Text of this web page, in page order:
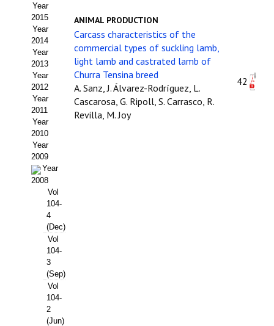
Directrices para autores/as
Políticas Editoriales
Propuesta Volumen Especial
Sello Calidad FECYT
Premio Prensa Agraria
Buscador de Artículos
JORNADAS AIDA
Presentación Jornadas
Comunicaciones
Jornadas PAM 2026
Premio Jóvenes Investigadores
Buscador de Comunicaciones
Buscador de Comunicaciones
Year
2015
Year
2014
Year
2013
Year
2012
Year
2011
Year
2010
Year
2009
Year
2008
Vol
104-
4
(Dec)
Vol
104-
3
(Sep)
Vol
104-
2
(Jun)
ANIMAL PRODUCTION
Carcass characteristics of the
commercial types of suckling lamb,
light lamb and castrated lamb of
Churra Tensina breed
A. Sanz, J. Álvarez-Rodríguez, L.
Cascarosa, G. Ripoll, S. Carrasco, R.
Revilla, M. Joy
42